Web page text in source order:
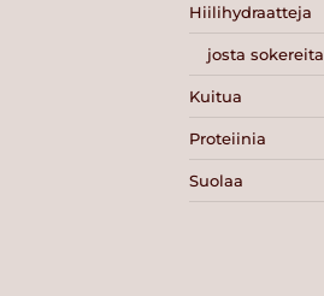
Hiilihydraatteja
josta sokereita
Kuitua
Proteiinia
Suolaa